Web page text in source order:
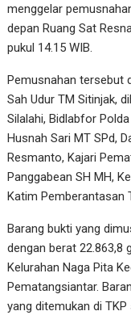
menggelar
depan Ruang Sat
pukul 14.15 WIB.
Pemusnahan tersebut
Sah Udur TM Sitinjak,
Silalahi, Bidlabfor
Husnah Sari MT SPd,
Resmanto, Kajari
Panggabean SH MH,
Katim Pemberantasan
Barang bukti yang
dengan berat 22.863,8
Kelurahan Naga Pita
Pematangsiantar.
yang ditemukan di